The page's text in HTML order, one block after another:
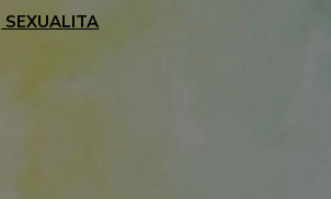
SEXUALITA